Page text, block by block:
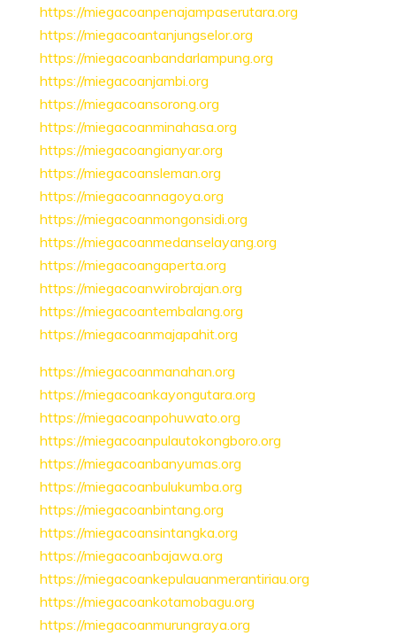
https://miegacoanpenajampaserutara.org
https://miegacoantanjungselor.org
https://miegacoanbandarlampung.org
https://miegacoanjambi.org
https://miegacoansorong.org
https://miegacoanminahasa.org
https://miegacoangianyar.org
https://miegacoansleman.org
https://miegacoannagoya.org
https://miegacoanmongonsidi.org
https://miegacoanmedanselayang.org
https://miegacoangaperta.org
https://miegacoanwirobrajan.org
https://miegacoantembalang.org
https://miegacoanmajapahit.org
https://miegacoanmanahan.org
https://miegacoankayongutara.org
https://miegacoanpohuwato.org
https://miegacoanpulautokongboro.org
https://miegacoanbanyumas.org
https://miegacoanbulukumba.org
https://miegacoanbintang.org
https://miegacoansintangka.org
https://miegacoanbajawa.org
https://miegacoankepulauanmerantiriau.org
https://miegacoankotamobagu.org
https://miegacoanmurungraya.org